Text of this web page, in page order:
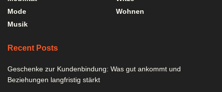
Mode
Musik
Wohnen
Recent Posts
Geschenke zur Kundenbindung: Was gut ankommt und
Beziehungen langfristig stärkt